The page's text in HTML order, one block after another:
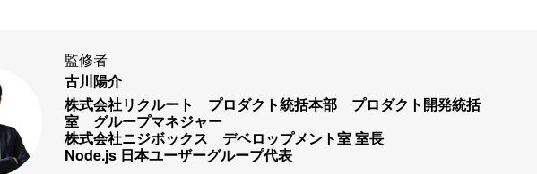
監修者
古川陽介
株式会社リクルート　プロダクト統括本部　プロダクト開発統括
室　グループマネジャー
株式会社ニジボックス　デベロップメント室 室長
Node.js 日本ユーザーグループ代表